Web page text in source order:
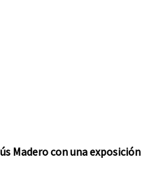
Madero con una exposición